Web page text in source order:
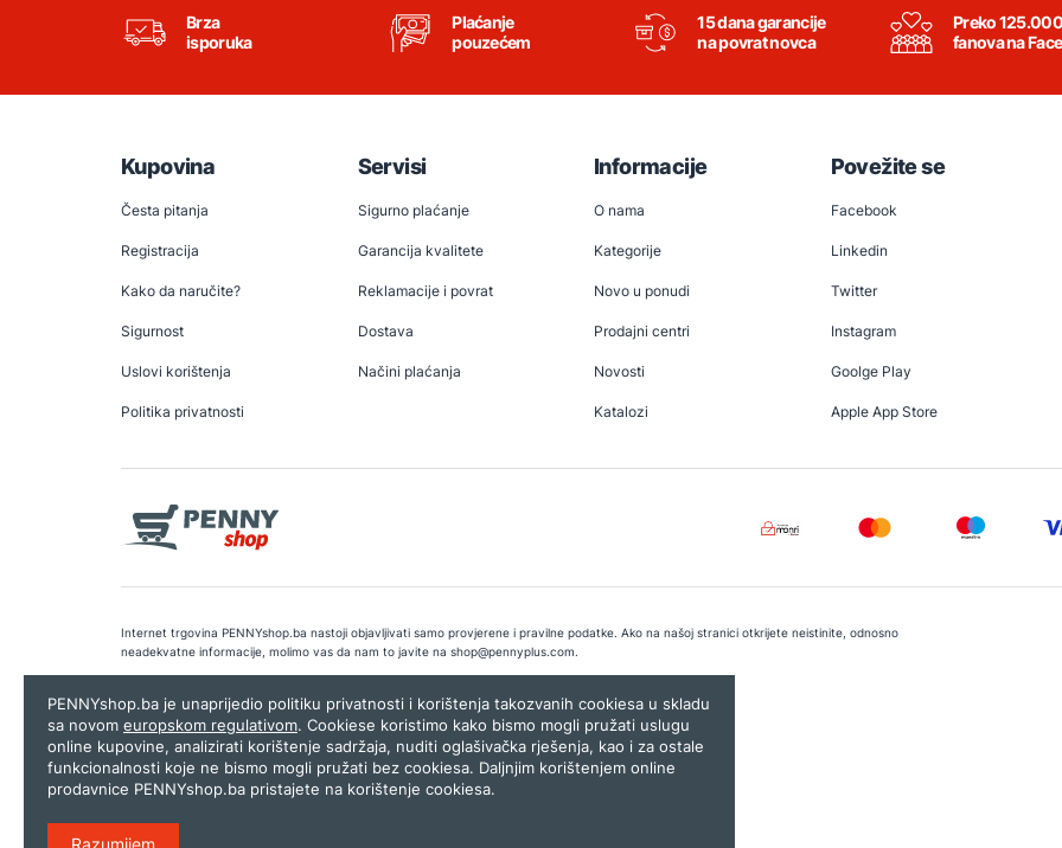
Brza
isporuka
Plaćanje
pouzećem
15 dana garancije
na povrat novca
Preko 125.000
fanova na
Kupovina
Česta pitanja
Registracija
Kako da naručite?
Sigurnost
Uslovi korištenja
Politika privatnosti
Servisi
Sigurno plaćanje
Garancija kvalitete
Reklamacije i povrat
Dostava
Načini plaćanja
Informacije
O nama
Kategorije
Novo u ponudi
Prodajni centri
Novosti
Katalozi
Povežite se
Facebook
Linkedin
Twitter
Instagram
Goolge Play
Apple App Store
Internet trgovina PENNYshop.ba nastoji objavljivati samo provjerene i pravilne podatke. Ako na našoj stranici otkrijete neistinite, odnosno
neadekvatne informacije, molimo vas da nam to javite na shop@pennyplus.com.
Copyright © 2026.Penny plus d.o.o. Sarajevo.Dizajn i programiranje:Lampa.ba
PENNYshop.ba je unaprijedio politiku privatnosti i korištenja takozvanih cookiesa u skladu
sa novom europskom regulativom. Cookiese koristimo kako bismo mogli pružati uslugu
online kupovine, analizirati korištenje sadržaja, nuditi oglašivačka rješenja, kao i za ostale
funkcionalnosti koje ne bismo mogli pružati bez cookiesa. Daljnjim korištenjem online
prodavnice PENNYshop.ba pristajete na korištenje cookiesa.
Razumijem